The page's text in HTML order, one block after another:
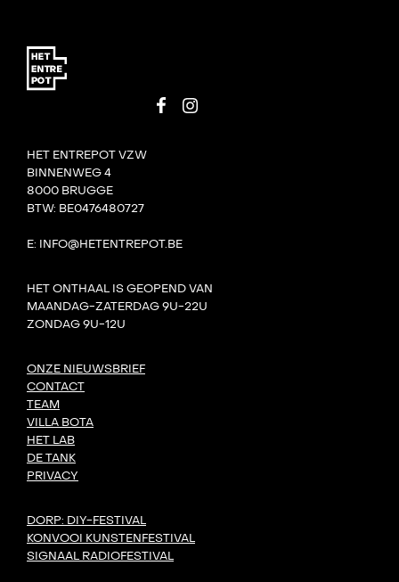
HET ENTREPOT VZW
BINNENWEG 4
8000 BRUGGE
BTW: BE0476480727
E: INFO@HETENTREPOT.BE
HET ONTHAAL IS GEOPEND VAN
MAANDAG-ZATERDAG 9U-22U
ZONDAG 9U-12U
ONZE NIEUWSBRIEF
CONTACT
TEAM
VILLA BOTA
HET LAB
DE TANK
PRIVACY
DORP: DIY-FESTIVAL
KONVOOI KUNSTENFESTIVAL
SIGNAAL RADIOFESTIVAL